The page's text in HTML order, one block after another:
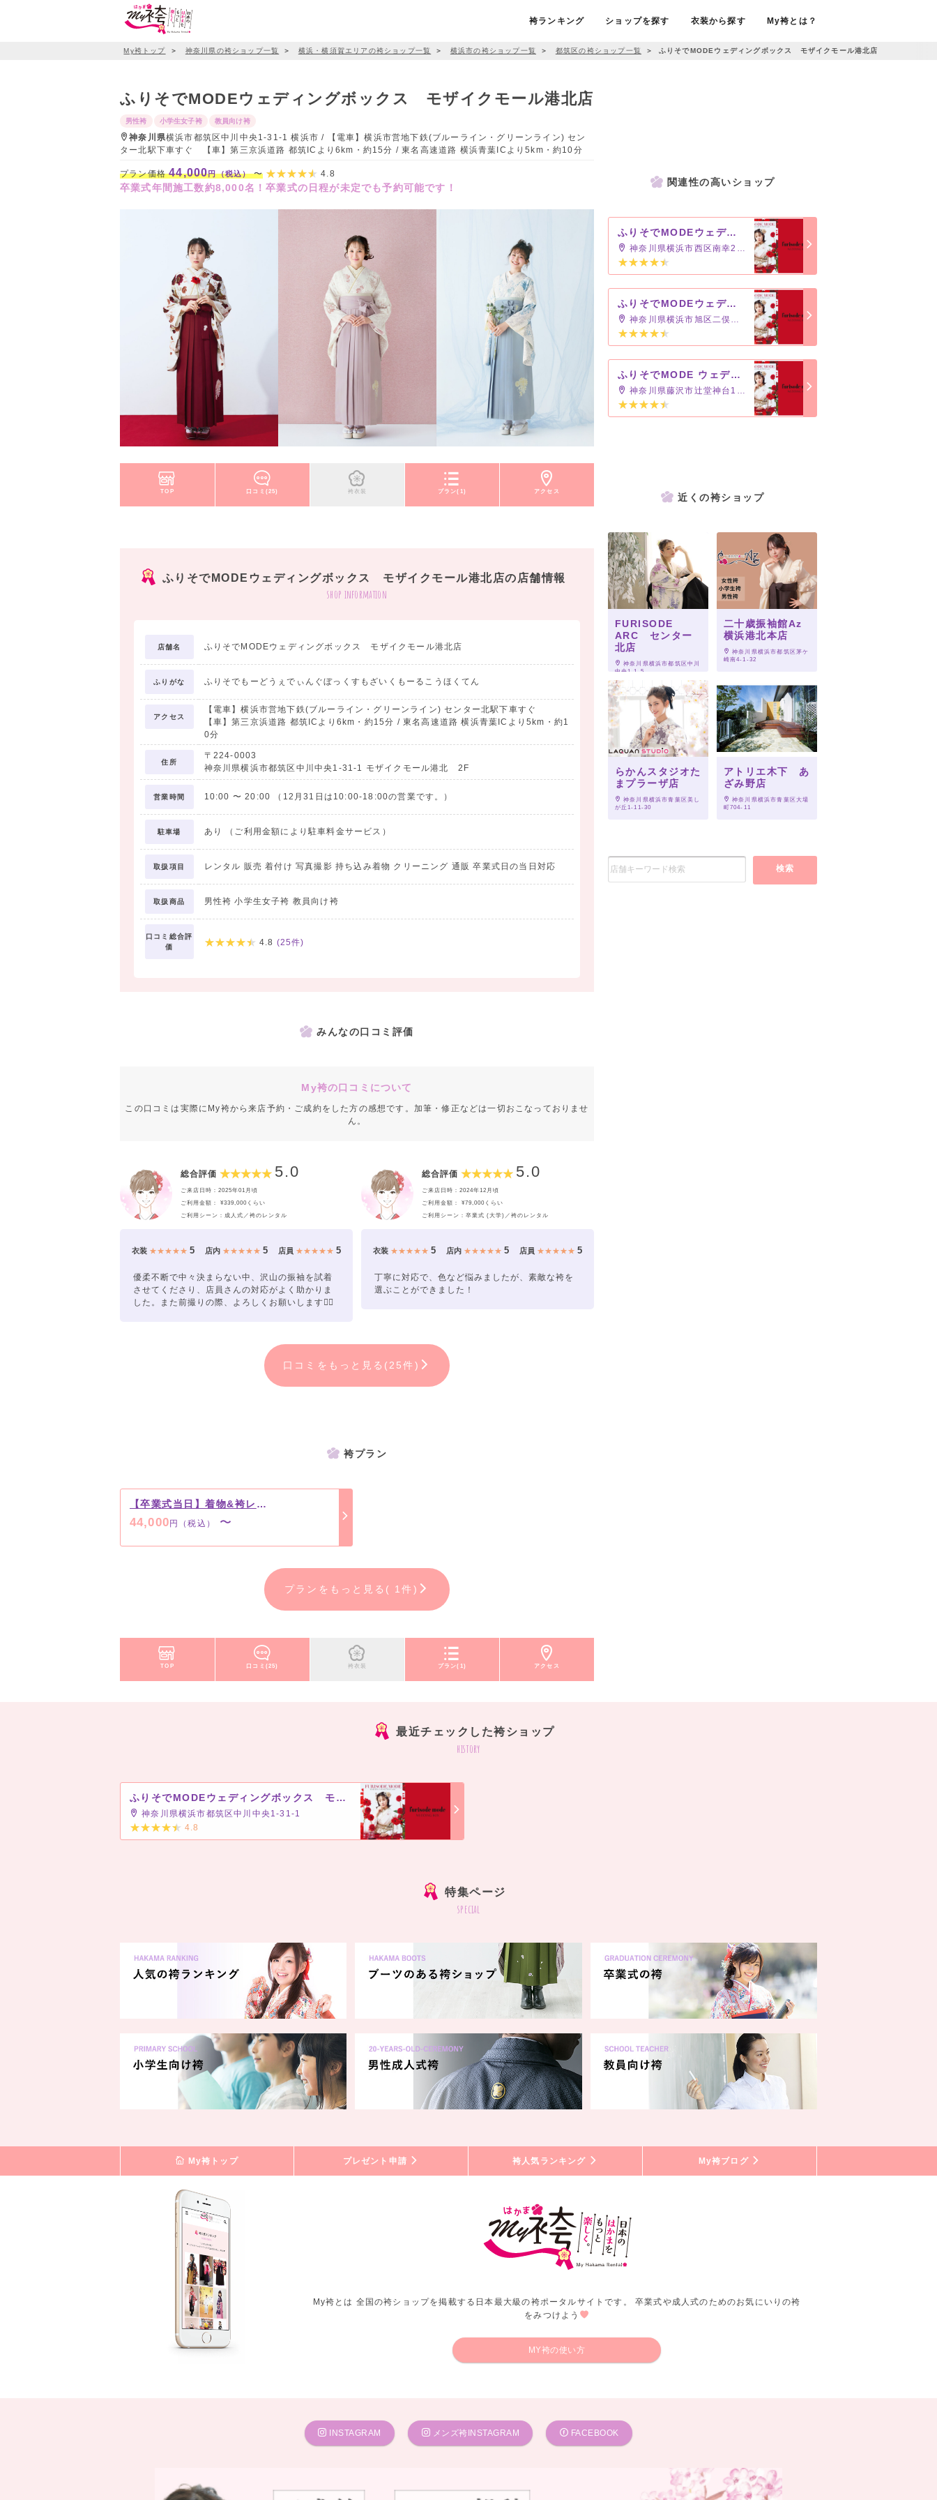
袴ランキング ショップを探す 衣装から探す My袴とは？
My袴トップ ＞ 神奈川県の袴ショップ一覧 ＞ 横浜・横須賀エリアの袴ショップ一覧 ＞ 横浜市の袴ショップ一覧 ＞ 都筑区の袴ショップ一覧 ＞ ふりそでMODEウェディングボックス モザイクモール港北店
ふりそでMODEウェディングボックス モザイクモール港北店
男性袴 小学生女子袴 教員向け袴
神奈川県横浜市都筑区中川中央1-31-1 横浜市 / 【電車】横浜市営地下鉄(ブルーライン・グリーンライン) セン
ター北駅下車すぐ 【車】第三京浜道路 都筑ICより6km・約15分 / 東名高速道路 横浜青葉ICより5km・約10分
プラン価格44,000円（税込）〜 4.8
卒業式年間施工数約8,000名！卒業式の日程が未定でも予約可能です！
TOP 口コミ(25) 袴衣装 プラン(1) アクセス
ふりそでMODEウェディングボックス モザイクモール港北店の店舗情報
shop information
店舗名 ふりそでMODEウェディングボックス モザイクモール港北店
ふりがな ふりそでもーどうぇでぃんぐぼっくすもざいくもーるこうほくてん
アクセス
【電車】横浜市営地下鉄(ブルーライン・グリーンライン) センター北駅下車すぐ
【車】第三京浜道路 都筑ICより6km・約15分 / 東名高速道路 横浜青葉ICより5km・約1
0分
住所
〒224-0003
神奈川県横浜市都筑区中川中央1-31-1 モザイクモール港北 2F
営業時間 10:00 〜20:00 （12月31日は10:00-18:00の営業です。）
駐車場 あり （ご利用金額により駐車料金サービス）
取扱項目 レンタル 販売 着付け 写真撮影 持ち込み着物 クリーニング 通販 卒業式日の当日対応
取扱商品 男性袴 小学生女子袴 教員向け袴
口コミ総合評
価
4.8 (25件)
みんなの口コミ評価
My袴の口コミについて
この口コミは実際にMy袴から来店予約・ご成約をした方の感想です。加筆・修正などは一切おこなっておりませ
ん。
総合評価 5.0
ご来店日時：2025年01月頃
ご利用金額： ¥339,000くらい
ご利用シーン：成人式／袴のレンタル
衣装 ★★★★★5 店内 ★★★★★ 5 店員 ★★★★★ 5
優柔不断で中々決まらない中、沢山の振袖を試着
させてくださり、店員さんの対応がよく助かりま
した。また前撮りの際、よろしくお願いします🙇‍♀️
総合評価 5.0
ご来店日時：2024年12月頃
ご利用金額： ¥79,000くらい
ご利用シーン：卒業式 (大学)／袴のレンタル
衣装 ★★★★★5 店内 ★★★★★ 5 店員 ★★★★★ 5
丁寧に対応で、色など悩みましたが、素敵な袴を
選ぶことができました！
口コミをもっと見る(25件)
袴プラン
【卒業式当日】着物&袴レンタルプラン
44,000円（税込） 〜
プランをもっと見る( 1件)
TOP 口コミ(25) 袴衣装 プラン(1) アクセス
関連性の高いショップ
ふりそでMODEウェディングボックス 横浜ビブレ店
神奈川県横浜市西区南幸2-15-13
ふりそでMODEウェディングボックス ジョイナステラス二俣川店
神奈川県横浜市旭区二俣川2-50-14
ふりそでMODE ウェディングボックス 湘南テラスモール店
神奈川県藤沢市辻堂神台1-3-1
近くの袴ショップ
FURISODE
ARC センター
北店
神奈川県横浜市都筑区中川
中央1-1-5
二十歳振袖館Az
横浜港北本店
神奈川県横浜市都筑区茅ケ
崎南4-1-32
らかんスタジオた
まプラーザ店
神奈川県横浜市青葉区美し
が丘1-11-30
アトリエ木下 あ
ざみ野店
神奈川県横浜市青葉区大場
町704-11
検索
最近チェックした袴ショップ
history
ふりそでMODEウェディングボックス モザイクモール港北店
神奈川県横浜市都筑区中川中央1-31-1
4.8
特集ページ
special
My袴トップ プレゼント申請 袴人気ランキング My袴ブログ
My袴とは 全国の袴ショップを掲載する日本最大級の袴ポータルサイトです。 卒業式や成人式のためのお気にいりの袴
をみつけよう
MY袴の使い方
INSTAGRAM メンズ袴INSTAGRAM FACEBOOK